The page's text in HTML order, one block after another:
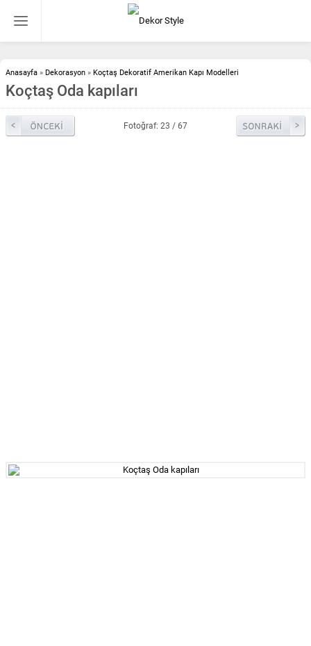
Anasayfa » Dekorasyon » Koçtaş Dekoratif Amerikan Kapı Modelleri
Koçtaş Oda kapıları
Fotoğraf: 23 / 67